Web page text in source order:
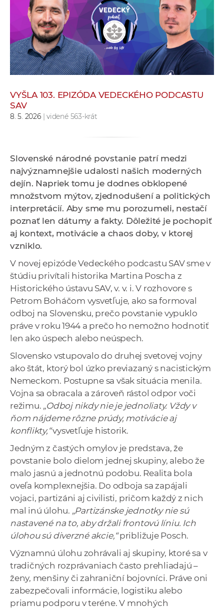
e
p
r
a
c
v
a
c
h
a
p
r
a
v
k
o
c
S
A
V
VYŠLA 103. EPIZÓDA VEDECKÉHO PODCASTU
SAV
8. 5. 2026| videné 563-krát
Slovenské národné povstanie patrí medzi
najvýznamnejšie udalosti našich moderných
dejín. Napriek tomu je dodnes obklopené
množstvom mýtov, zjednodušení a politických
interpretácií. Aby sme mu porozumeli, nestačí
poznať len dátumy a fakty. Dôležité je pochopiť
aj kontext, motivácie a chaos doby, v ktorej
vzniklo.
V novej epizóde Vedeckého podcastu SAV sme v
štúdiu privítali historika Martina Poscha z
Historického ústavu SAV, v. v. i. V rozhovore s
Petrom Boháčom vysvetľuje, ako sa formoval
odboj na Slovensku, prečo povstanie vypuklo
práve v roku 1944 a prečo ho nemožno hodnotiť
len ako úspech alebo neúspech.
Slovensko vstupovalo do druhej svetovej vojny
ako štát, ktorý bol úzko previazaný s nacistickým
Nemeckom. Postupne sa však situácia menila.
Vojna sa obracala a zároveň rástol odpor voči
režimu. „Odboj nikdy nie je jednoliaty. Vždy v
ňom nájdeme rôzne prúdy, motivácie aj
konflikty,“vysvetľuje historik.
Jedným z častých omylov je predstava, že
povstanie bolo dielom jednej skupiny, alebo že
malo jasnú a jednotnú podobu. Realita bola
oveľa komplexnejšia. Do odboja sa zapájali
vojaci, partizáni aj civilisti, pričom každý z nich
mal inú úlohu. „Partizánske jednotky nie sú
nastavené na to, aby držali frontovú líniu. Ich
úlohou sú diverzné akcie,“približuje Posch.
Významnú úlohu zohrávali aj skupiny, ktoré sa v
tradičných rozprávaniach často prehliadajú –
ženy, menšiny či zahraniční bojovníci. Práve oni
zabezpečovali informácie, logistiku alebo
priamu podporu v teréne. V mnohých